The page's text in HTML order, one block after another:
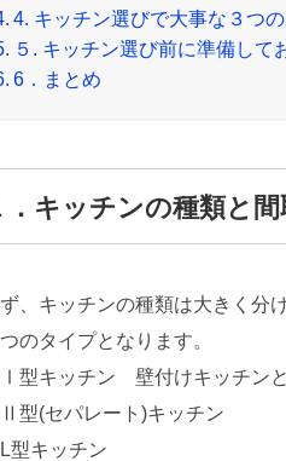
4. キッチン選びで大事な３つ
５. キッチン選び前に準備して
6．まとめ
．キッチンの種類と間
、キッチンの種類は大きく分け
つのタイプとなります。
キッチン 壁付けキッチンと
型(セパレート)キッチン
型キッチン